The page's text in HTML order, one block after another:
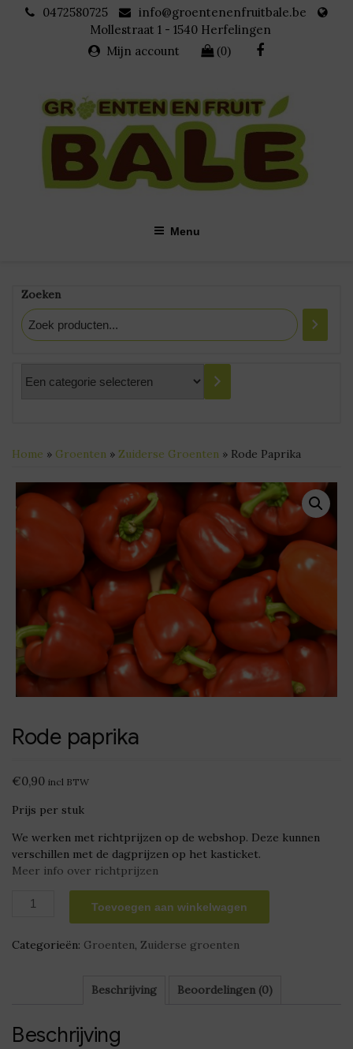
0472580725
info@groentenenfruitbale.be
Mollestraat 1 - 1540 Herfelingen
Mijn account
(0)
Menu
Zoeken
categorie
Home » Groenten » Zuiderse Groenten » Rode Paprika
Rode paprika
€0,90 incl BTW
Prijs per stuk
We werken met richtprijzen op de webshop. Deze kunnen
verschillen met de dagprijzen op het kasticket.
Meer info over richtprijzen
Rode
Toevoegen aan winkelwagen
Categorieën: Groenten Zuiderse groenten
Beschrijving Beoordelingen (0)
Beschrijving